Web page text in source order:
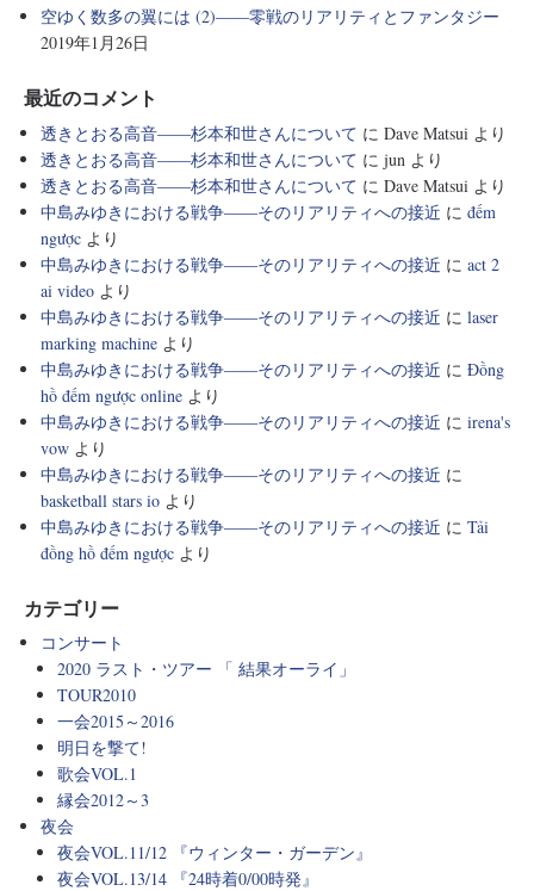
空ゆく数多の翼には (2)――零戦のリアリティとファンタジー
2019年1月26日
最近のコメント
透きとおる高音――杉本和世さんについて に Dave Matsui より
透きとおる高音――杉本和世さんについて に jun より
透きとおる高音――杉本和世さんについて に Dave Matsui より
中島みゆきにおける戦争――そのリアリティへの接近 に đếm
ngược より
中島みゆきにおける戦争――そのリアリティへの接近 に act 2
ai video より
中島みゆきにおける戦争――そのリアリティへの接近 に laser
marking machine より
中島みゆきにおける戦争――そのリアリティへの接近 に Đồng
hồ đếm ngược online より
中島みゆきにおける戦争――そのリアリティへの接近 に irena's
vow より
中島みゆきにおける戦争――そのリアリティへの接近 に
basketball stars io より
中島みゆきにおける戦争――そのリアリティへの接近 に Tải
đồng hồ đếm ngược より
カテゴリー
コンサート
2020 ラスト・ツアー 「 結果オーライ」
TOUR2010
一会2015～2016
明日を撃て!
歌会VOL.1
縁会2012～3
夜会
夜会VOL.11/12 『ウィンター・ガーデン』
夜会VOL.13/14 『24時着0/00時発』